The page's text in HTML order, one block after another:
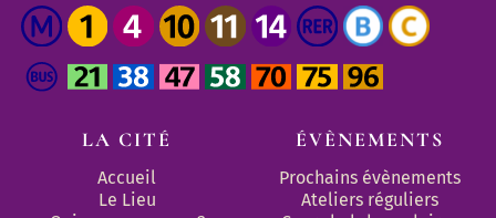
LA CITÉ
Accueil
Le Lieu
ÉVÈNEMENTS
Prochains évènements
Ateliers réguliers